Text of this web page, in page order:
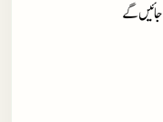
جائیں گے